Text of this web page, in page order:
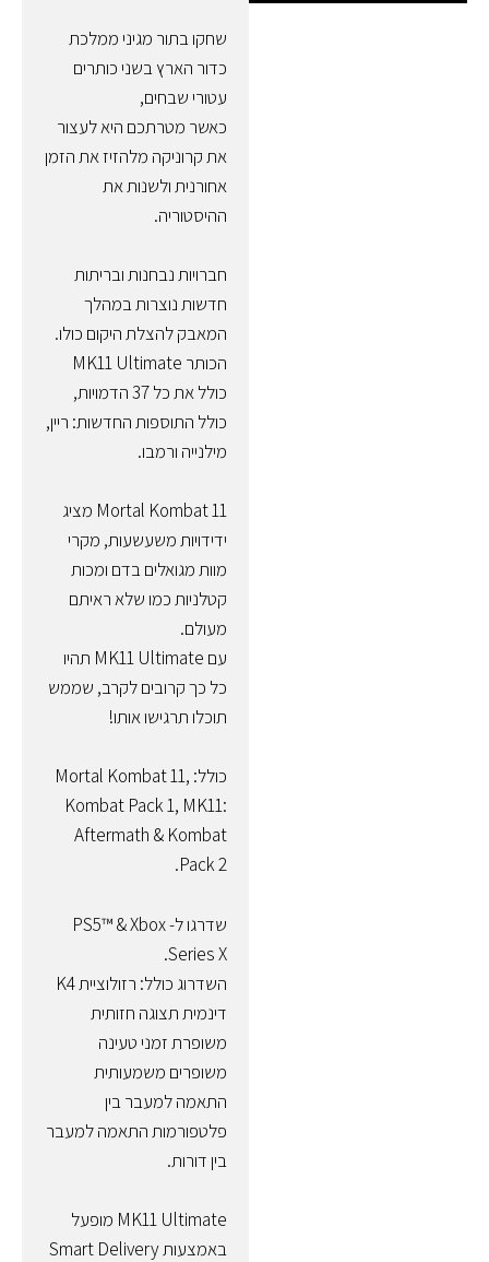
שחקו בתור מגיני ממלכת
כדור הארץ בשני כותרים
עטורי שבחים,
כאשר מטרתכם היא לעצור
את קרוניקה מלהזיז את הזמן
אחורנית ולשנות את
ההיסטוריה.
חברויות נבחנות ובריתות
חדשות נוצרות במהלך
המאבק להצלת היקום כולו.
הכותר MK11 Ultimate
כולל את כל 37 הדמויות,
כולל התוספות החדשות: ריין,
מילנייה ורמבו.
Mortal Kombat 11 מציג
ידידויות משעשעות, מקרי
מוות מגואלים בדם ומכות
קטלניות כמו שלא ראיתם
מעולם.
עם MK11 Ultimate תהיו
כל כך קרובים לקרב, שממש
תוכלו תרגישו אותו!
כולל: Mortal Kombat 11,
Kombat Pack 1, MK11:
Aftermath & Kombat
Pack 2.
שדרגו ל- PS5™ & Xbox
Series X.
השדרוג כולל: רזולוציית K4
דינמית תצוגה חזותית
משופרת זמני טעינה
משופרים משמעותית
התאמה למעבר בין
פלטפורמות התאמה למעבר
בין דורות.
MK11 Ultimate מופעל
באמצעות Smart Delivery